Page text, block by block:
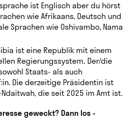
ist Englisch aber du hörst
wie Afrikaans, Deutsch und
Sprachen wie Oshivambo, Nama
ist eine Republik mit einem
Regierungssystem. Der/die
Staats- als auch
Die derzeitige Präsidentin ist
die seit 2025 im Amt ist.
geweckt? Dann los -